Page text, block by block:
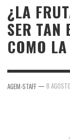
¿LA
SER TAN
COMO
AGEM-STAFF — 8